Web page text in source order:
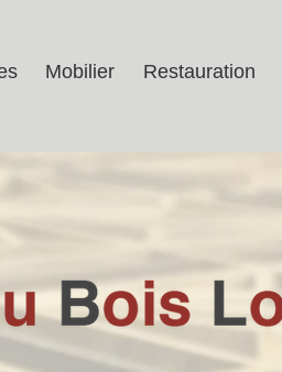
Mobilier Restauration